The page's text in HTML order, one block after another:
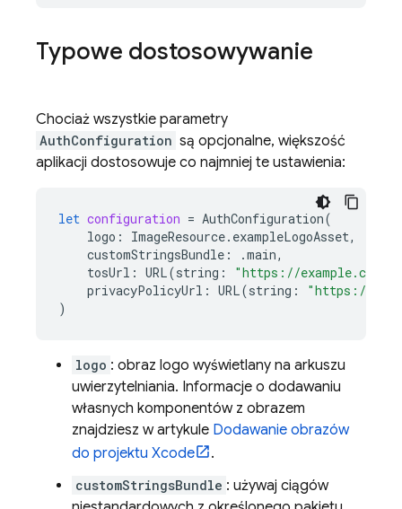
Typowe dostosowywanie
Chociaż wszystkie parametry
AuthConfiguration są opcjonalne, większość
aplikacji dostosowuje co najmniej te ustawienia:
let configuration = AuthConfiguration(
logo : ImageResource. exampleLogoAsset,
customStringsBundle : .main,
tosUrl : URL(string :
"https://example.com/
privacyPolicyUrl : URL(string :
"https://
)
logo : obraz logo wyświetlany na arkuszu
uwierzytelniania. Informacje o dodawaniu
własnych komponentów z obrazem
znajdziesz w artykule Dodawanie obrazów
do projektu Xcode
.
customStringsBundle : używaj ciągów